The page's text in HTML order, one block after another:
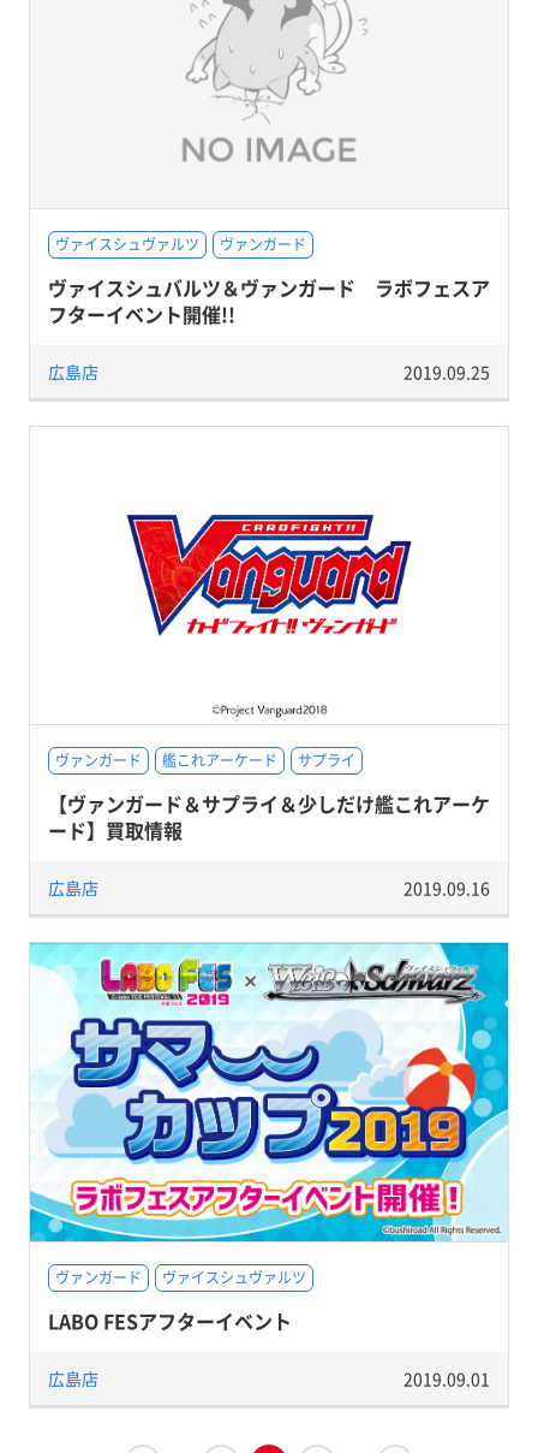
ヴァイスシュヴァルツ ヴァンガード
ヴァイスシュバルツ＆ヴァンガード ラボフェスア
フターイベント開催!!
広島店 2019.09.25
ヴァンガード 艦これアーケード サプライ
【ヴァンガード＆サプライ＆少しだけ艦これアーケ
ード】買取情報
広島店 2019.09.16
ヴァンガード ヴァイスシュヴァルツ
LABO FESアフターイベント
広島店 2019.09.01